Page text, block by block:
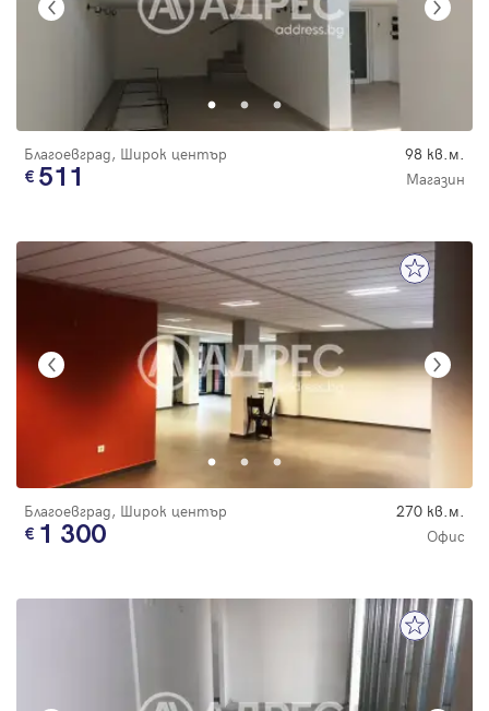
Благоевград, Широк център 98 кв.м.
511 Магазин
Благоевград, Широк център 270 кв.м.
1 300 Офис